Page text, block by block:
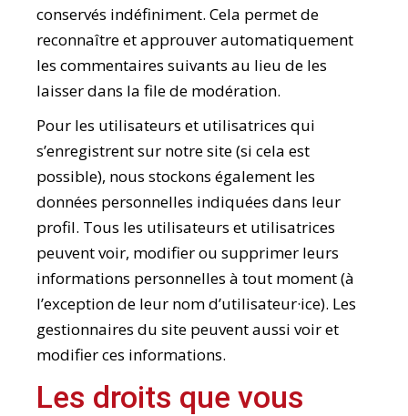
conservés indéfiniment. Cela permet de
reconnaître et approuver automatiquement
les commentaires suivants au lieu de les
laisser dans la file de modération.
Pour les utilisateurs et utilisatrices qui
s’enregistrent sur notre site (si cela est
possible), nous stockons également les
données personnelles indiquées dans leur
profil. Tous les utilisateurs et utilisatrices
peuvent voir, modifier ou supprimer leurs
informations personnelles à tout moment (à
l’exception de leur nom d’utilisateur·ice). Les
gestionnaires du site peuvent aussi voir et
modifier ces informations.
Les droits que vous